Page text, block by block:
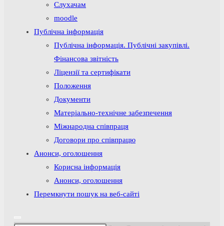
Слухачам
moodle
Публічна інформація
Публічна інформація. Публічні закупівлі.
Фінансова звітність
Ліцензії та сертифікати
Положення
Документи
Матеріально-технічне забезпечення
Міжнародна співпраця
Договори про співпрацю
Анонси, оголошення
Корисна інформація
Анонси, оголошення
Перемкнути пошук на веб-сайті